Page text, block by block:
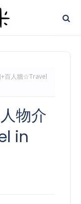
+百人牆☆Travel
物介
in